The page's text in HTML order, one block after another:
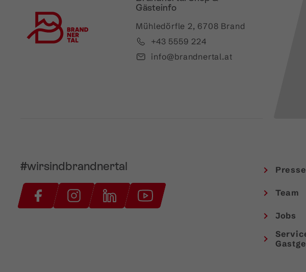
#wirsindbrandnertal
Gästeinfo
Mühledörfle 2, 6708 Brand
+43 5559 224
info@brandnertal.at
Presse
Team
Jobs